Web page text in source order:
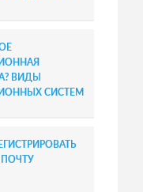
ВИДЫ
СИСТЕМ